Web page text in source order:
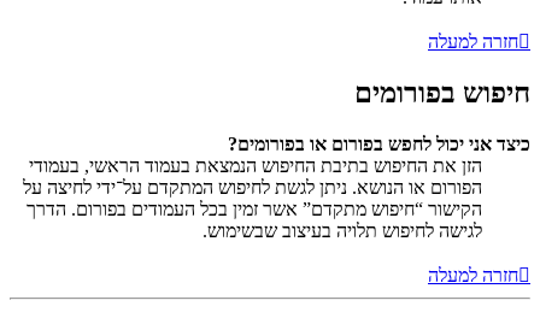
חזרה למעלה
חיפוש בפורומים
כיצד אני יכול לחפש בפורום או בפורומים?
הזן את החיפוש בתיבת החיפוש הנמצאת בעמוד הראשי, בעמודי
הפורום או הנושא. ניתן לגשת לחיפוש המתקדם על־ידי לחיצה על
הקישור “חיפוש מתקדם” אשר זמין בכל העמודים בפורום. הדרך
לגישה לחיפוש תלויה בעיצוב שבשימוש.
חזרה למעלה